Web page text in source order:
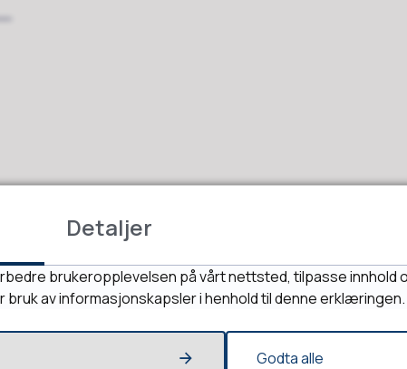
Fant du det du lette etter?
Ja Nei
Detaljer
brukeropplevelsen på vårt nettsted, tilpasse innhold
av informasjonskapsler i henhold til denne erklæringen.
Godta alle